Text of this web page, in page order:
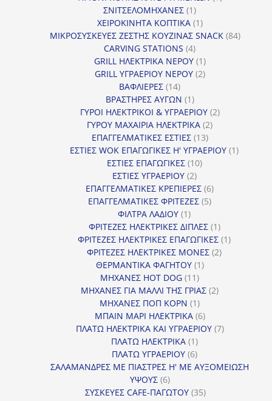
ΣΝΙΤΣΕΛΟΜΗΧΑΝΕΣ 11
προϊόν
ΧΕΙΡΟΚΙΝΗΤΑ ΚΟΠΤΙΚΑ 11
προϊόν
ΜΙΚΡΟΣΥΣΚΕΥΕΣ ΖΕΣΤΗΣ ΚΟΥΖΙΝΑΣ SNACK 8484
CARVING STATIONS 44
προϊόντα
GRILL ΗΛΕΚΤΡΙΚΑ ΝΕΡΟΥ 11
προϊόν
GRILL ΥΓΡΑΕΡΙΟΥ ΝΕΡΟΥ 22
ΒΑΦΛΙΕΡΕΣ 1414
προϊόντα
ΒΡΑΣΤΗΡΕΣ ΑΥΓΩΝ 11
προϊόν
ΓΥΡΟΙ ΗΛΕΚΤΡΙΚΟΙ & ΥΓΡΑΕΡΙΟΥ 22
ΓΥΡΟΥ ΜΑΧΑΙΡΙΑ ΗΛΕΚΤΡΙΚΑ 22
ΕΠΑΓΓΕΛΜΑΤΙΚΕΣ ΕΣΤΙΕΣ 1313
προϊόντα
ΕΣΤΙΕΣ WOK ΕΠΑΓΩΓΙΚΕΣ Η' ΥΓΡΑΕΡΙΟΥ 11
ΕΣΤΙΕΣ ΕΠΑΓΩΓΙΚΕΣ 1010
ΕΣΤΙΕΣ ΥΓΡΑΕΡΙΟΥ 22
προϊόντα
ΕΠΑΓΓΕΛΜΑΤΙΚΕΣ ΚΡΕΠΙΕΡΕΣ 66
προϊόντα
ΕΠΑΓΓΕΛΜΑΤΙΚΕΣ ΦΡΙΤΕΖΕΣ 55
ΦΙΛΤΡΑ ΛΑΔΙΟΥ 11
προϊόν
ΦΡΙΤΕΖΕΣ ΗΛΕΚΤΡΙΚΕΣ ΔΙΠΛΕΣ 11
προϊόν
ΦΡΙΤΕΖΕΣ ΗΛΕΚΤΡΙΚΕΣ ΕΠΑΓΩΓΙΚΕΣ 11
ΦΡΙΤΕΖΕΣ ΗΛΕΚΤΡΙΚΕΣ ΜΟΝΕΣ 22
ΘΕΡΜΑΝΤΙΚΑ ΦΑΓΗΤΟΥ 11
ΜΗΧΑΝΕΣ HOT DOG 1111
προϊόντα
ΜΗΧΑΝΕΣ ΓΙΑ ΜΑΛΛΙ ΤΗΣ ΓΡΙΑΣ 22
ΜΗΧΑΝΕΣ ΠΟΠ ΚΟΡΝ 11
προϊόν
ΜΠΑΙΝ ΜΑΡΙ ΗΛΕΚΤΡΙΚΑ 66
προϊόντα
ΠΛΑΤΩ ΗΛΕΚΤΡΙΚΑ ΚΑΙ ΥΓΡΑΕΡΙΟΥ 77
ΠΛΑΤΩ ΗΛΕΚΤΡΙΚΑ 11
προϊόν
ΠΛΑΤΩ ΥΓΡΑΕΡΙΟΥ 66
προϊόντα
ΣΑΛΑΜΑΝΔΡΕΣ ΜΕ ΠΙΑΣΤΡΕΣ Η' ΜΕ ΑΥΞΟΜΕΙΩΣΗ
ΥΨΟΥΣ 66
προϊόντα
ΣΥΣΚΕΥΕΣ CAFE-ΠΑΓΩΤΟΥ 3535